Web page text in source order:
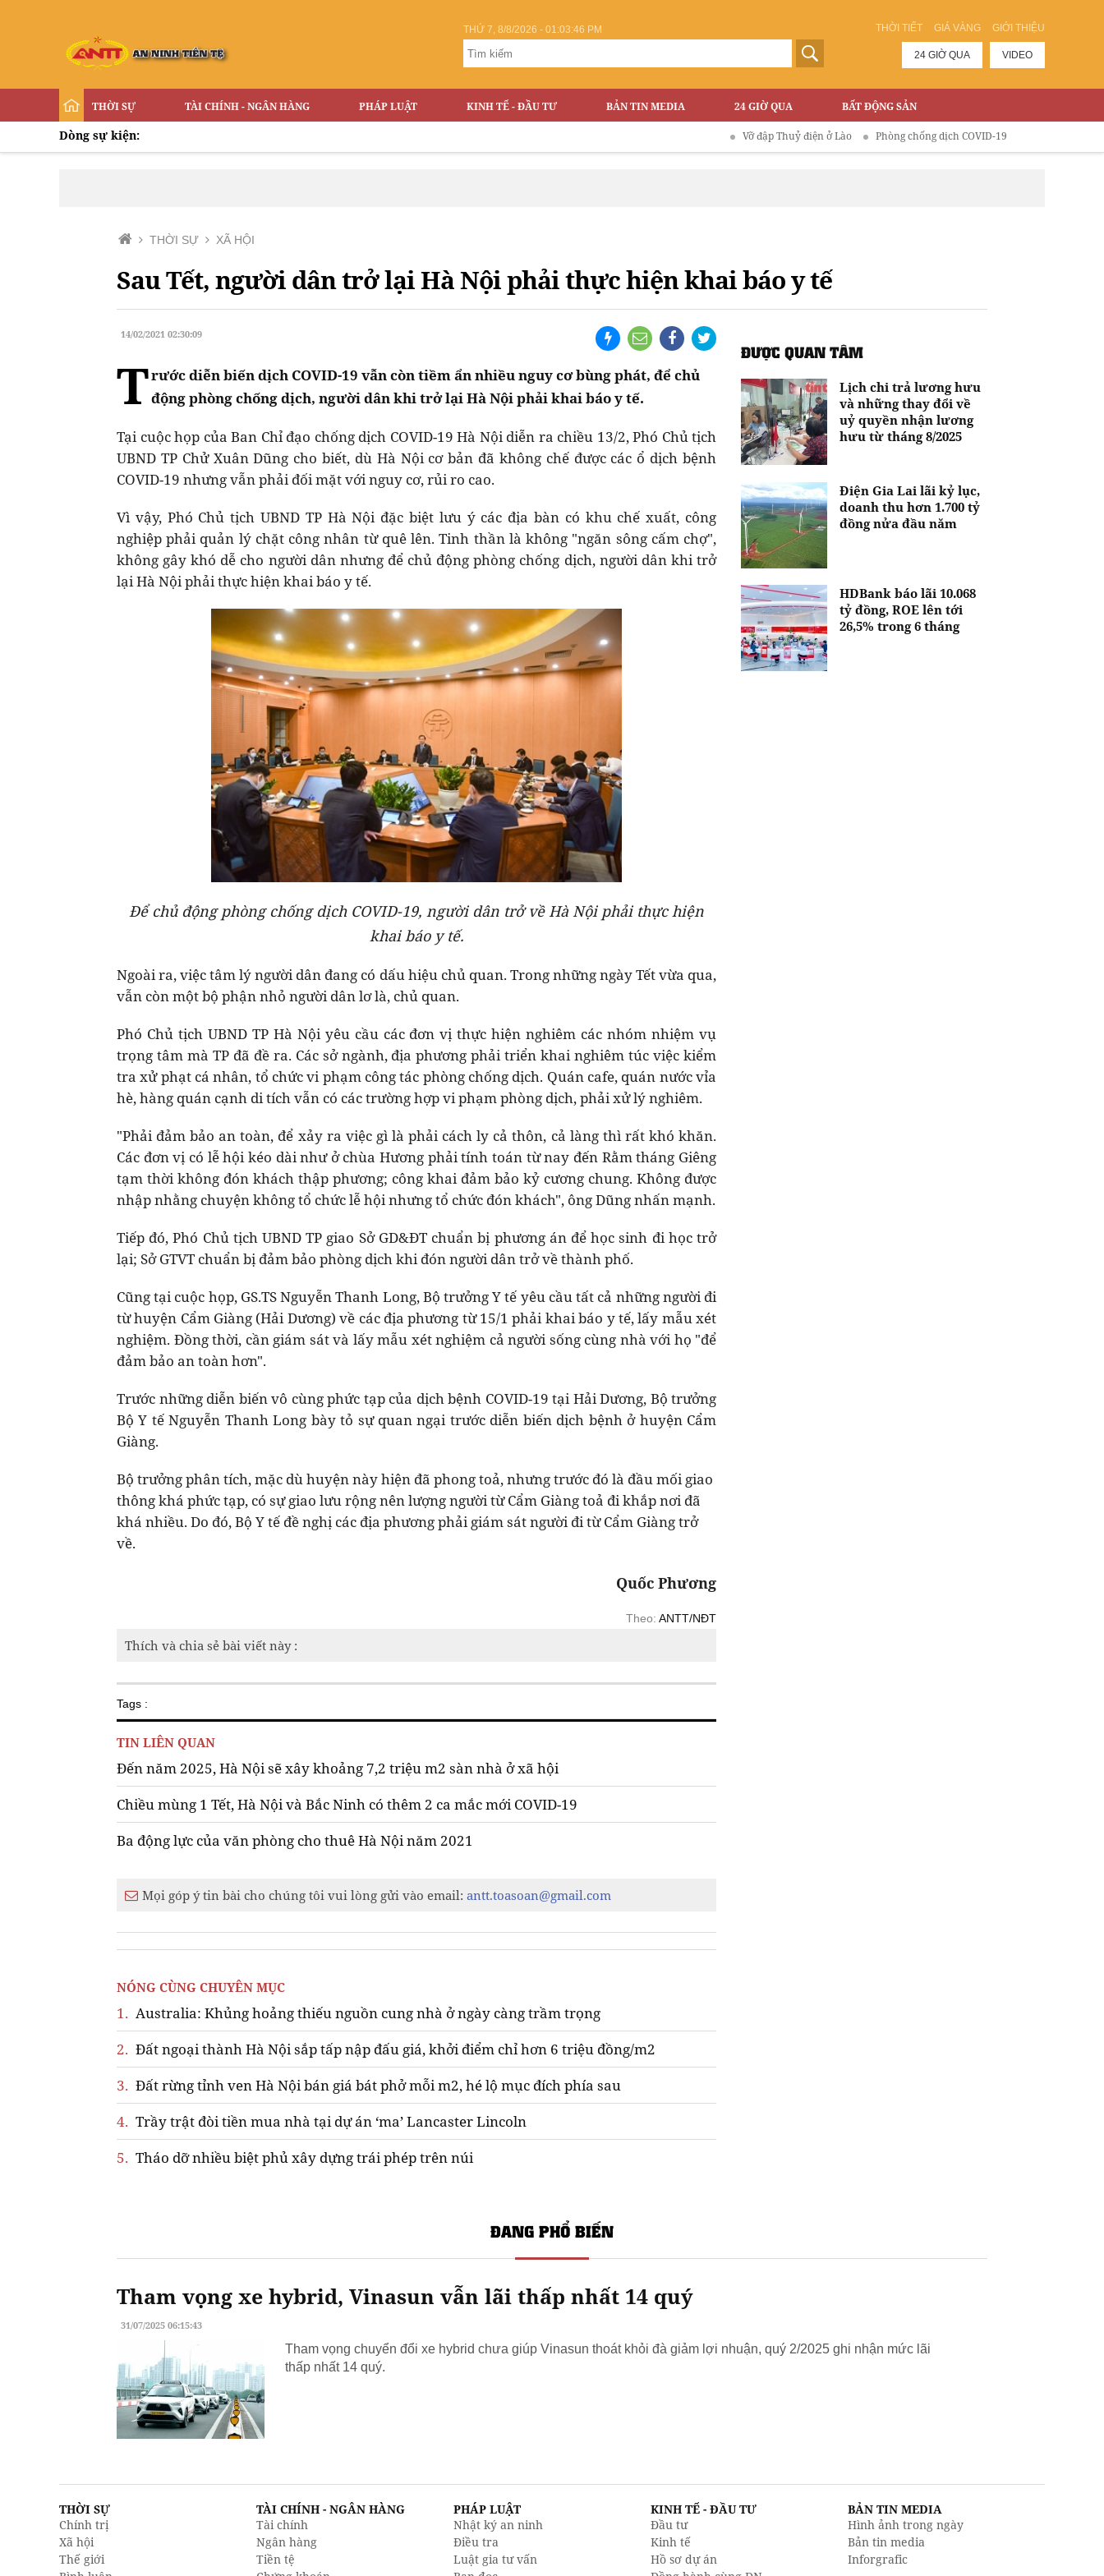
THỜI TIẾT GIÁ VÀNG GIỚI THIỆU
THỨ 7, 8/8/2026 - 01:03:47 PM
24 GIỜ QUA VIDEO
THỜI SỰ TÀI CHÍNH - NGÂN HÀNG PHÁP LUẬT KINH TẾ - ĐẦU TƯ BẢN TIN MEDIA 24 GIỜ QUA BẤT ĐỘNG SẢN
Dòng sự kiện: Vỡ đập Thuỷ điện ở Lào Phòng chống dịch COVID-19
THỜI SỰ XÃ HỘI
Sau Tết, người dân trở lại Hà Nội phải thực hiện khai báo y tế
14/02/2021 02:30:09
Trước diễn biến dịch COVID-19 vẫn còn tiềm ẩn nhiều nguy cơ bùng phát, để chủ
động phòng chống dịch, người dân khi trở lại Hà Nội phải khai báo y tế.
Tại cuộc họp của Ban Chỉ đạo chống dịch COVID-19 Hà Nội diễn ra chiều 13/2, Phó Chủ tịch
UBND TP Chử Xuân Dũng cho biết, dù Hà Nội cơ bản đã không chế được các ổ dịch bệnh
COVID-19 nhưng vẫn phải đối mặt với nguy cơ, rủi ro cao.
Vì vậy, Phó Chủ tịch UBND TP Hà Nội đặc biệt lưu ý các địa bàn có khu chế xuất, công
nghiệp phải quản lý chặt công nhân từ quê lên. Tinh thần là không "ngăn sông cấm chợ",
không gây khó dễ cho người dân nhưng để chủ động phòng chống dịch, người dân khi trở
lại Hà Nội phải thực hiện khai báo y tế.
Để chủ động phòng chống dịch COVID-19, người dân trở về Hà Nội phải thực hiện
khai báo y tế.
Ngoài ra, việc tâm lý người dân đang có dấu hiệu chủ quan. Trong những ngày Tết vừa qua,
vẫn còn một bộ phận nhỏ người dân lơ là, chủ quan.
Phó Chủ tịch UBND TP Hà Nội yêu cầu các đơn vị thực hiện nghiêm các nhóm nhiệm vụ
trọng tâm mà TP đã đề ra. Các sở ngành, địa phương phải triển khai nghiêm túc việc kiểm
tra xử phạt cá nhân, tổ chức vi phạm công tác phòng chống dịch. Quán cafe, quán nước vỉa
hè, hàng quán cạnh di tích vẫn có các trường hợp vi phạm phòng dịch, phải xử lý nghiêm.
"Phải đảm bảo an toàn, để xảy ra việc gì là phải cách ly cả thôn, cả làng thì rất khó khăn.
Các đơn vị có lễ hội kéo dài như ở chùa Hương phải tính toán từ nay đến Rằm tháng Giêng
tạm thời không đón khách thập phương; công khai đảm bảo kỷ cương chung. Không được
nhập nhằng chuyện không tổ chức lễ hội nhưng tổ chức đón khách", ông Dũng nhấn mạnh.
Tiếp đó, Phó Chủ tịch UBND TP giao Sở GD&ĐT chuẩn bị phương án để học sinh đi học trở
lại; Sở GTVT chuẩn bị đảm bảo phòng dịch khi đón người dân trở về thành phố.
Cũng tại cuộc họp, GS.TS Nguyễn Thanh Long, Bộ trưởng Y tế yêu cầu tất cả những người đi
từ huyện Cẩm Giàng (Hải Dương) về các địa phương từ 15/1 phải khai báo y tế, lấy mẫu xét
nghiệm. Đồng thời, cần giám sát và lấy mẫu xét nghiệm cả người sống cùng nhà với họ "để
đảm bảo an toàn hơn".
Trước những diễn biến vô cùng phức tạp của dịch bệnh COVID-19 tại Hải Dương, Bộ trưởng
Bộ Y tế Nguyễn Thanh Long bày tỏ sự quan ngại trước diễn biến dịch bệnh ở huyện Cẩm
Giàng.
Bộ trưởng phân tích, mặc dù huyện này hiện đã phong toả, nhưng trước đó là đầu mối giao
thông khá phức tạp, có sự giao lưu rộng nên lượng người từ Cẩm Giàng toả đi khắp nơi đã
khá nhiều. Do đó, Bộ Y tế đề nghị các địa phương phải giám sát người đi từ Cẩm Giàng trở
về.
Quốc Phương
Theo: ANTT/NĐT
Thích và chia sẻ bài viết này :
Tags :
TIN LIÊN QUAN
Đến năm 2025, Hà Nội sẽ xây khoảng 7,2 triệu m2 sàn nhà ở xã hội
Chiều mùng 1 Tết, Hà Nội và Bắc Ninh có thêm 2 ca mắc mới COVID-19
Ba động lực của văn phòng cho thuê Hà Nội năm 2021
Mọi góp ý tin bài cho chúng tôi vui lòng gửi vào email: antt.toasoan@gmail.com
NÓNG CÙNG CHUYÊN MỤC
1. Australia: Khủng hoảng thiếu nguồn cung nhà ở ngày càng trầm trọng
2. Đất ngoại thành Hà Nội sắp tấp nập đấu giá, khởi điểm chỉ hơn 6 triệu đồng/m2
3. Đất rừng tỉnh ven Hà Nội bán giá bát phở mỗi m2, hé lộ mục đích phía sau
4. Trầy trật đòi tiền mua nhà tại dự án ‘ma’ Lancaster Lincoln
5. Tháo dỡ nhiều biệt phủ xây dựng trái phép trên núi
ĐƯỢC QUAN TÂM
Lịch chi trả lương hưu
và những thay đổi về
uỷ quyền nhận lương
hưu từ tháng 8/2025
Điện Gia Lai lãi kỷ lục,
doanh thu hơn 1.700 tỷ
đồng nửa đầu năm
HDBank báo lãi 10.068
tỷ đồng, ROE lên tới
26,5% trong 6 tháng
ĐANG PHỔ BIẾN
Tham vọng xe hybrid, Vinasun vẫn lãi thấp nhất 14 quý
31/07/2025 06:15:43
Tham vọng chuyển đổi xe hybrid chưa giúp Vinasun thoát khỏi đà giảm lợi nhuận, quý 2/2025 ghi nhận mức lãi
thấp nhất 14 quý.
THỜI SỰ
Chính trị
Xã hội
Thế giới
TÀI CHÍNH - NGÂN HÀNG
Tài chính
Ngân hàng
Tiền tệ
PHÁP LUẬT
Nhật ký an ninh
Điều tra
Luật gia tư vấn
KINH TẾ - ĐẦU TƯ
Đầu tư
Kinh tế
Hồ sơ dự án
BẢN TIN MEDIA
Hình ảnh trong ngày
Bản tin media
Inforgrafic